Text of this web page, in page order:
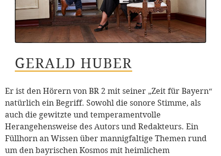
GERALD HUBER
Er ist den Hörern von BR 2 mit seiner „Zeit für Bayern“
natürlich ein Begriff. Sowohl die sonore Stimme, als
auch die gewitzte und temperamentvolle
Herangehensweise des Autors und Redakteurs. Ein
Füllhorn an Wissen über mannigfaltige Themen rund
um den bayrischen Kosmos mit heimlichem